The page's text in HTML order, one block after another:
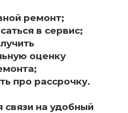
ремонт;
в сервис;
оценку
про рассрочку.
на удобный